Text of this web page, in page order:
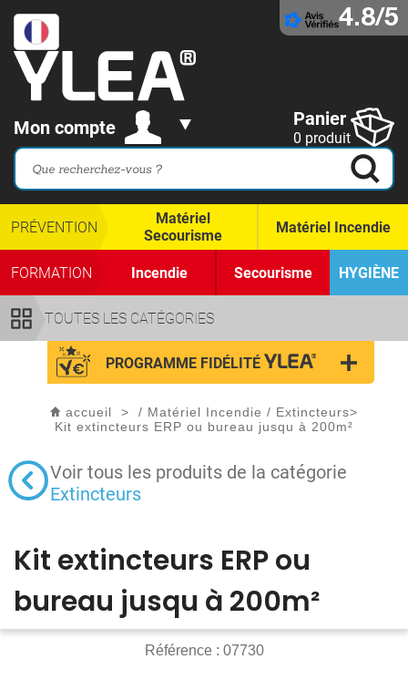
4.8/5
Mon compte Panier
0 produit
TOUTES LES CATÉGORIES
PRÉVENTION
Matériel
Secourisme
Matériel Incendie
FORMATION Incendie Secourisme HYGIÈNE
PROGRAMME FIDÉLITÉ
accueil > / Matériel Incendie / Extincteurs>
Kit extincteurs ERP ou bureau jusqu à 200m²
Voir tous les produits de la catégorie
Extincteurs
Kit extincteurs ERP ou
bureau jusqu à 200m²
Référence : 07730